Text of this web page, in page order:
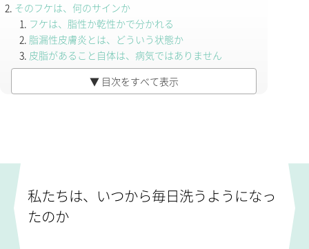
そのフケは、何のサインか
フケは、脂性か乾性かで分かれる
脂漏性皮膚炎とは、どういう状態か
皮脂があること自体は、病気ではありません
そのほかに考えられるもの
皮脂は「落とすほど良い」ものではありません
だから、洗い方はこうなります
まず、お湯の温度の話から
▼ 目次をすべて表示
私たちは、いつから毎日洗うようになっ
たのか